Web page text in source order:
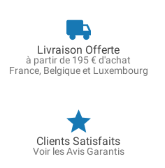
Livraison Offerte
à partir de 195 € d'achat
France, Belgique et Luxembourg
Clients Satisfaits
Voir les Avis Garantis